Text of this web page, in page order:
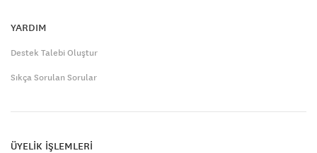
YARDIM
Destek Talebi Oluştur
Sıkça Sorulan Sorular
ÜYELİK İŞLEMLERİ